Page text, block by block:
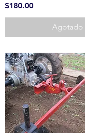
Precio
$180.00
Agotado